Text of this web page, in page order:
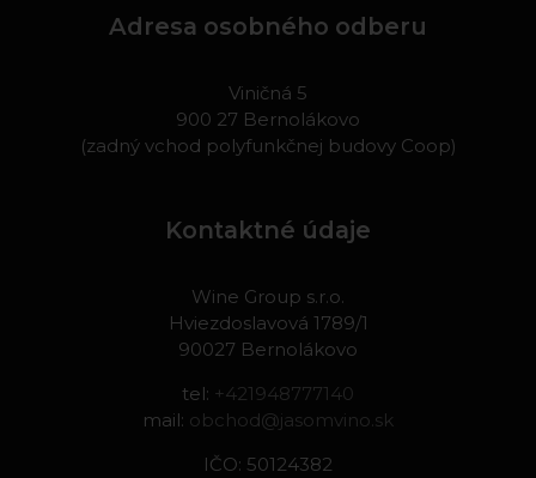
Adresa osobného odberu
Viničná 5
900 27 Bernolákovo
(zadný vchod polyfunkčnej budovy Coop)
Kontaktné údaje
Wine Group s.r.o.
Hviezdoslavová 1789/1
90027 Bernolákovo
tel: +421948777140
mail: obchod@jasomvino.sk
IČO: 50124382